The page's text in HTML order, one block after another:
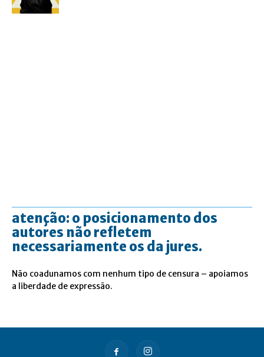
atenção: o posicionamento dos
autores não refletem
necessariamente os da jures.
Não coadunamos com nenhum tipo de censura – apoiamos
a liberdade de expressão.